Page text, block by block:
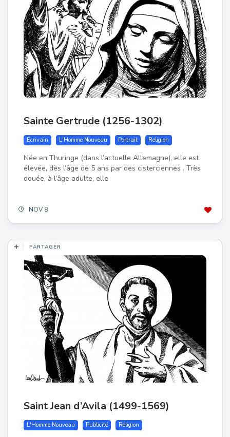
Sainte Gertrude (1256-1302)
Écrivain L'Homme Nouveau Portrait Religion
Née en Thuringe (dans l’actuelle Allemagne), elle est
élevée, dès l’âge de 5 ans par des cisterciennes . Très
douée, à l’âge adulte, elle
NOV 8
PARTAGER
Saint Jean d’Avila (1499-1569)
L'Homme Nouveau Publicité Religion